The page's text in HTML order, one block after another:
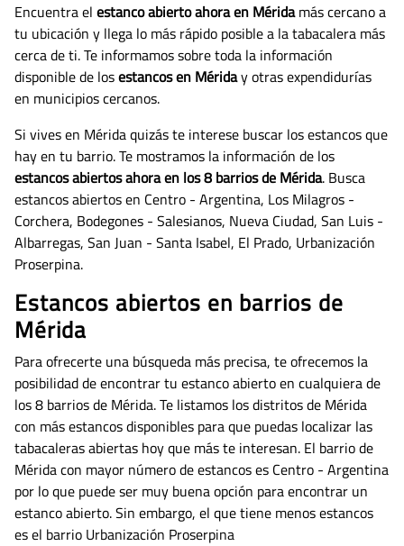
Encuentra el estanco abierto ahora en Méridamás cercano a
tu ubicación y llega lo más rápido posible a la tabacalera más
cerca de ti. Te informamos sobre toda la información
disponible de losestancos en Mériday otras expendidurías
en municipios cercanos.
Si vives en Mérida quizás te interese buscar los estancos que
hay en tu barrio. Te mostramos la información de los
estancos abiertos ahora en los 8 barrios de Mérida. Busca
estancos abiertos en Centro - Argentina, Los Milagros -
Corchera, Bodegones - Salesianos, Nueva Ciudad, San Luis -
Albarregas, San Juan - Santa Isabel, El Prado, Urbanización
Proserpina.
Estancos abiertos en barrios de
Mérida
Para ofrecerte una búsqueda más precisa, te ofrecemos la
posibilidad de encontrar tu estanco abierto en cualquiera de
los 8 barrios de Mérida. Te listamos los distritos de Mérida
con más estancos disponibles para que puedas localizar las
tabacaleras abiertas hoy que más te interesan. El barrio de
Mérida con mayor número de estancos es Centro - Argentina
por lo que puede ser muy buena opción para encontrar un
estanco abierto. Sin embargo, el que tiene menos estancos
es el barrio Urbanización Proserpina